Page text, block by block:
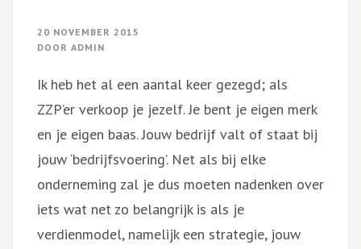
20 NOVEMBER 2015
DOOR ADMIN
Ik heb het al een aantal keer gezegd; als
ZZP’er verkoop je jezelf. Je bent je eigen merk
en je eigen baas. Jouw bedrijf valt of staat bij
jouw ‘bedrijfsvoering’. Net als bij elke
onderneming zal je dus moeten nadenken over
iets wat net zo belangrijk is als je
verdienmodel, namelijk een strategie, jouw